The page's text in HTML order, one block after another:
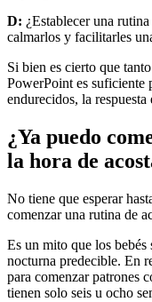
D: ¿Establecer una
calmarlos y facilitarles
Si bien es cierto que
PowerPoint es suficiente
endurecidos, la respuesta
¿Ya puedo
la hora de
No tiene que esperar
comenzar una rutina de
Es un mito que los bebés
nocturna predecible. En
para comenzar patrones
tienen solo seis u ocho